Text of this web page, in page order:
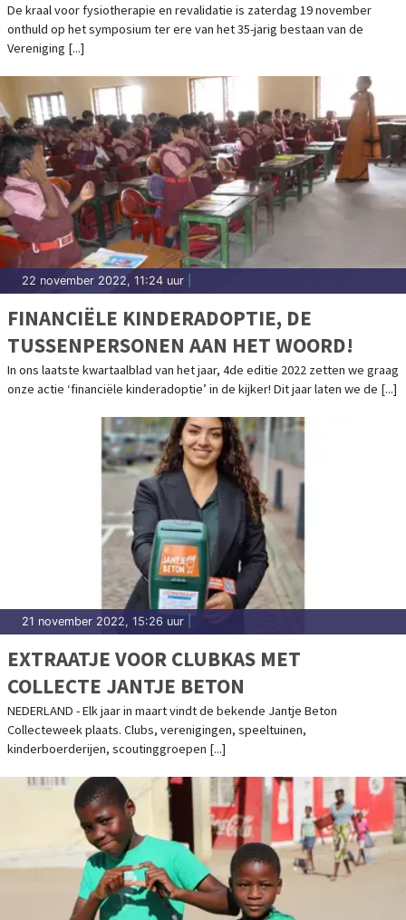
De kraal voor fysiotherapie en revalidatie is zaterdag 19 november
onthuld op het symposium ter ere van het 35-jarig bestaan van de
Vereniging [...]
22 november 2022, 11:24 uur
FINANCIËLE KINDERADOPTIE, DE
TUSSENPERSONEN AAN HET WOORD!
In ons laatste kwartaalblad van het jaar, 4de editie 2022 zetten we graag
onze actie ‘financiële kinderadoptie’ in de kijker! Dit jaar laten we de [...]
21 november 2022, 15:26 uur
EXTRAATJE VOOR CLUBKAS MET
COLLECTE JANTJE BETON
NEDERLAND - Elk jaar in maart vindt de bekende Jantje Beton
Collecteweek plaats. Clubs, verenigingen, speeltuinen,
kinderboerderijen, scoutinggroepen [...]